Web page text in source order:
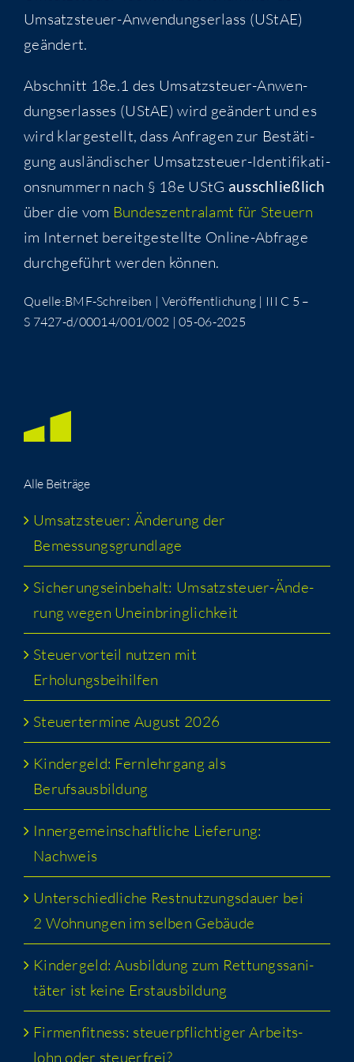
Umsatz­steu­er-Anwen­dungs­er­lass (UStAE)
geändert.
Abschnitt 18e.1 des Umsatz­steu­er-Anwen­
dungs­er­las­ses (UStAE) wird geän­dert und es
wird klar­ge­stellt, dass Anfra­gen zur Bestä­ti­
gung aus­län­di­scher Umsatz­steu­er-Iden­ti­fi­ka­ti­
ons­num­mern nach § 18e UStG aus­schließ­lich
über die vom Bun­des­zen­tral­amt für Steu­ern
im Inter­net bereit­ge­stell­te Online-Abfra­ge
durch­ge­führt wer­den können.
Quelle:BMF-Schreiben | Ver­öf­fent­li­chung | III C 5 –
S 7427-d/00014/001/002 | 05-06-2025
Alle Bei­trä­ge
Umsatz­steu­er: Ände­rung der
Bemessungsgrundlage
Siche­rungs­ein­be­halt: Umsatz­steu­er-Ände­
rung wegen Uneinbringlichkeit
Steu­er­vor­teil nut­zen mit
Erholungsbeihilfen
Steu­er­ter­mi­ne August 2026
Kin­der­geld: Fern­lehr­gang als
Berufsausbildung
Inner­ge­mein­schaft­li­che Lie­fe­rung:
Nachweis
Unter­schied­li­che Rest­nut­zungs­dau­er bei
2 Woh­nun­gen im sel­ben Gebäude
Kin­der­geld: Aus­bil­dung zum Ret­tungs­sa­ni­
tä­ter ist kei­ne Erstausbildung
Fir­men­fit­ness: steu­er­pflich­ti­ger Arbeits­
lohn oder steuerfrei?